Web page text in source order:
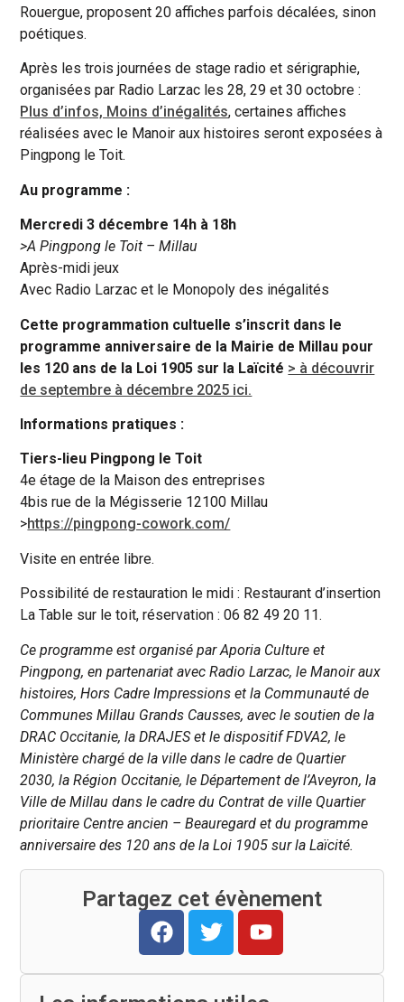
Rouergue, proposent 20 affiches parfois décalées, sinon
poétiques.
Après les trois journées de stage radio et sérigraphie,
organisées par Radio Larzac les 28, 29 et 30 octobre :
Plus d’infos, Moins d’inégalités, certaines affiches
réalisées avec le Manoir aux histoires seront exposées à
Pingpong le Toit.
Au programme :
Mercredi 3 décembre 14h à 18h
>A Pingpong le Toit – Millau
Après-midi jeux
Avec Radio Larzac et le Monopoly des inégalités
Cette programmation cultuelle s’inscrit dans le
programme anniversaire de la Mairie de Millau pour
les 120 ans de la Loi 1905 sur la Laïcité > à découvrir
de septembre à décembre 2025 ici.
Informations pratiques :
Tiers-lieu Pingpong le Toit
4e étage de la Maison des entreprises
4bis rue de la Mégisserie 12100 Millau
>https://pingpong-cowork.com/
Visite en entrée libre.
Possibilité de restauration le midi : Restaurant d’insertion
La Table sur le toit, réservation : 06 82 49 20 11.
Ce programme est organisé par Aporia Culture et
Pingpong, en partenariat avec Radio Larzac, le Manoir aux
histoires, Hors Cadre Impressions et la Communauté de
Communes Millau Grands Causses, avec le soutien de la
DRAC Occitanie, la DRAJES et le dispositif FDVA2, le
Ministère chargé de la ville dans le cadre de Quartier
2030, la Région Occitanie, le Département de l’Aveyron, la
Ville de Millau dans le cadre du Contrat de ville Quartier
prioritaire Centre ancien – Beauregard et du programme
anniversaire des 120 ans de la Loi 1905 sur la Laïcité.
Partagez cet évènement